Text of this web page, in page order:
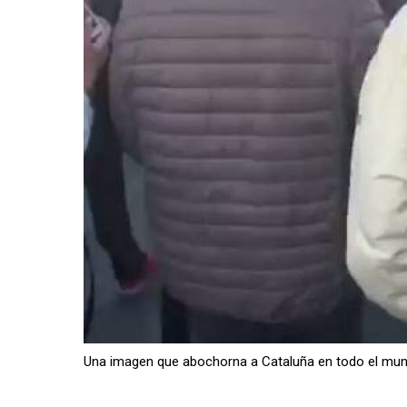
Una imagen que abochorna a Cataluña en todo el